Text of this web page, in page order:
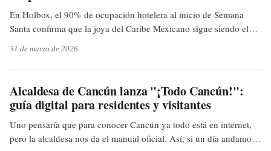
En Holbox, el 90% de ocupación hotelera al inicio de Semana
Santa confirma que la joya del Caribe Mexicano sigue siendo el
sus playas... o la fila para la lancha.
31 de marzo de 2026
Alcaldesa de Cancún lanza "¡Todo Cancún!":
guía digital para residentes y visitantes
Uno pensaría que para conocer Cancún ya todo está en internet,
pero la alcaldesa nos da el manual oficial. Así, si un día andamos